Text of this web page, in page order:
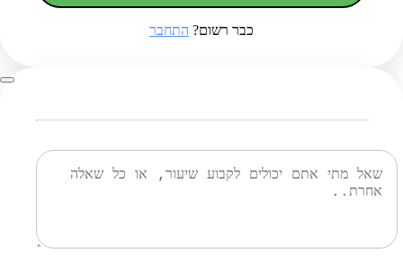
כבר רשום? התחבר